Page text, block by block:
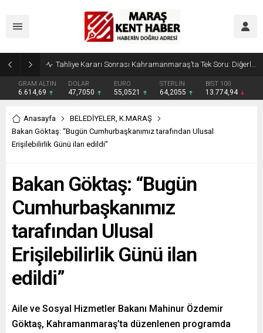
Tahliye Kararı Sonrası Kahramanmaraş’ta Tek Soru: Diğerleri neden İçeride?
GRAM ALTIN
6.614,69
DOLAR
47,7050
EURO
55,0521
STERLİN
64,2055
BIST 100
13.774,94
Anasayfa BELEDİYELER, K.MARAŞ
Bakan Göktaş: “Bugün Cumhurbaşkanımız tarafından Ulusal
Erişilebilirlik Günü ilan edildi”
Bakan Göktaş: “Bugün
Cumhurbaşkanımız
tarafından Ulusal
Erişilebilirlik Günü ilan
edildi”
Aile ve Sosyal Hizmetler Bakanı Mahinur Özdemir
Göktaş, Kahramanmaraş’ta düzenlenen programda